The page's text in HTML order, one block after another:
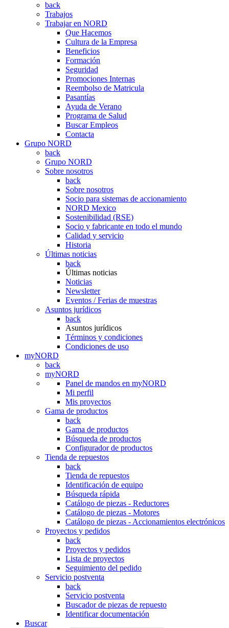
back
Trabajos
Trabajar en NORD
Que Hacemos
Cultura de la Empresa
Beneficios
Formación
Seguridad
Promociones Internas
Reembolso de Matricula
Pasantías
Ayuda de Verano
Programa de Salud
Buscar Empleos
Contacta
Grupo NORD
back
Grupo NORD
Sobre nosotros
back
Sobre nosotros
Socio para sistemas de accionamiento
NORD Mexico
Sostenibilidad (RSE)
Socio y fabricante en todo el mundo
Calidad y servicio
Historia
Últimas noticias
back
Últimas noticias
Noticias
Newsletter
Eventos / Ferias de muestras
Asuntos jurídicos
back
Asuntos jurídicos
Términos y condiciones
Condiciones de uso
myNORD
back
myNORD
Panel de mandos en myNORD
Mi perfil
Mis proyectos
Gama de productos
back
Gama de productos
Búsqueda de productos
Configurador de productos
Tienda de repuestos
back
Tienda de repuestos
Identificación de equipo
Búsqueda rápida
Catálogo de piezas - Reductores
Catálogo de piezas - Motores
Catálogo de piezas - Accionamientos electrónicos
Proyectos y pedidos
back
Proyectos y pedidos
Lista de proyectos
Seguimiento del pedido
Servicio postventa
back
Servicio postventa
Buscador de piezas de repuesto
Identificar documentación
Buscar